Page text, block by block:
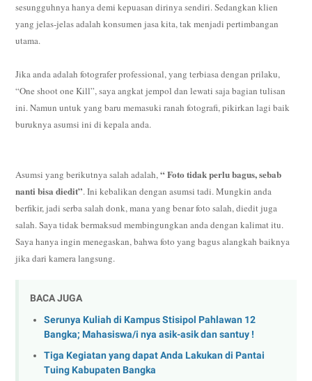
sesungguhnya hanya demi kepuasan dirinya sendiri. Sedangkan klien
yang jelas-jelas adalah konsumen jasa kita, tak menjadi pertimbangan
utama.
Jika anda adalah fotografer professional, yang terbiasa dengan prilaku,
“One shoot one Kill”, saya angkat jempol dan lewati saja bagian tulisan
ini. Namun untuk yang baru memasuki ranah fotografi, pikirkan lagi baik
buruknya asumsi ini di kepala anda.
Asumsi yang berikutnya salah adalah,“ Foto tidak perlu bagus, sebab
nanti bisa diedit”. Ini kebalikan dengan asumsi tadi. Mungkin anda
berfikir, jadi serba salah donk, mana yang benar foto salah, diedit juga
salah. Saya tidak bermaksud membingungkan anda dengan kalimat itu.
Saya hanya ingin menegaskan, bahwa foto yang bagus alangkah baiknya
jika dari kamera langsung.
BACA JUGA
Serunya Kuliah di Kampus Stisipol Pahlawan 12
Bangka; Mahasiswa/i nya asik-asik dan santuy !
Tiga Kegiatan yang dapat Anda Lakukan di Pantai
Tuing Kabupaten Bangka